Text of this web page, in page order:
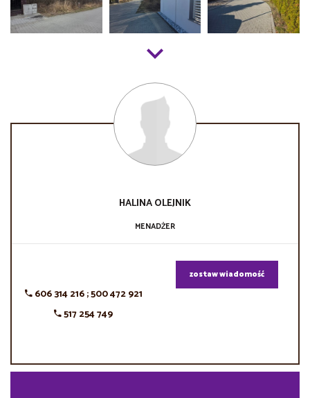
HALINAOLEJNIK
MENADŻER
606 314 216 ; 500 472 921
517 254 749
zostaw wiadomość